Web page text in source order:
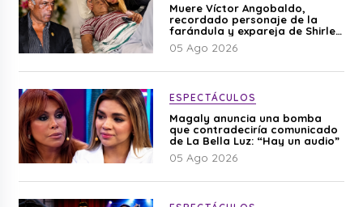
Muere Víctor Angobaldo,
recordado personaje de la
farándula y expareja de Shirley
Cherres
05 Ago 2026
ESPECTÁCULOS
Magaly anuncia una bomba
que contradeciría comunicado
de La Bella Luz: “Hay un audio”
05 Ago 2026